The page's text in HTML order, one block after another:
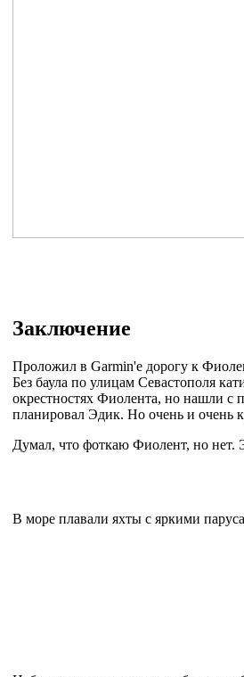
Заключение
Проложил в Garmin'е дорогу к
Без баула по улицам Севастополя
окрестностях Фиолента, но нашли с
планировал Эдик. Но очень и очень
Думал, что фоткаю Фиолент, но нет.
В море плавали яхты с яркими